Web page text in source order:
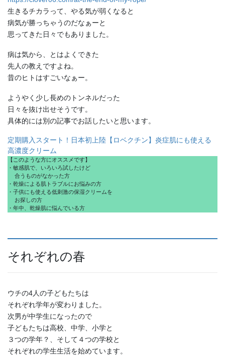
生きるチカラって、やる気が弱くなると
病気が勝っちゃうのだなぁーと
思ってきた日々でもありました。
病は気から、とはよくできた
先人の教えですよね。
昔のヒトはすごいなぁー。
ようやく少し長めのトンネルだった
日々を抜け出せそうです。
具体的には別の記事でお話したいと思います。
定期購入スタート！日本初上陸【ロベクチン】炎症肌にも使える
高濃度クリーム
【このような方にオススメです】
・敏感肌で、いろいろ試したけど
  合うものがなかった方
・乾燥による肌トラブルにお悩みの方
・子供にも使える低刺激の保湿クリームを
  お探しの方
・年中、乾燥肌に悩んでいる方
それぞれの春
ウチの4人の子どもたちは
それぞれ学年が変わりました。
次男が中学生になったので
子どもたちは高校、中学、小学と
３つの学年？、そして４つの学校と
それぞれの学生生活を始めています。